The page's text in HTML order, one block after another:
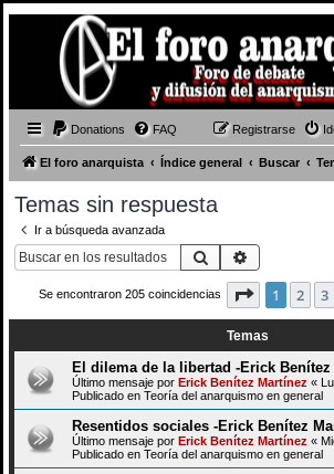
Donations FAQ Registrarse
El foro anarquista Índice general Buscar
Temas sin respuesta
Ir a búsqueda avanzada
Buscar
Se encontraron 205 coincidencias Página de
1 2 3
Temas
El dilema de la libertad -Erick Benítez
Último mensaje por Erick Benítez Martínez «
Publicado en Teoría del anarquismo en general
Resentidos sociales -Erick Benítez
Último mensaje por Erick Benítez Martínez «
Publicado en Teoría del anarquismo en general